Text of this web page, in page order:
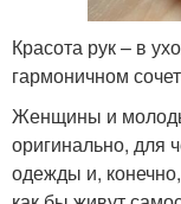
Красота рук – в
гармоничном
Женщины и
оригинально, для
одежды и,